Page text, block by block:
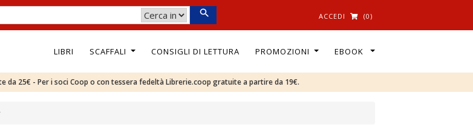
ACCEDI (0)
LIBRI SCAFFALI CONSIGLI DI LETTURA PROMOZIONI EBOOK
da 25€ - Per i soci Coop o con tessera fedeltà Librerie.coop gratuite a partire da 19€.